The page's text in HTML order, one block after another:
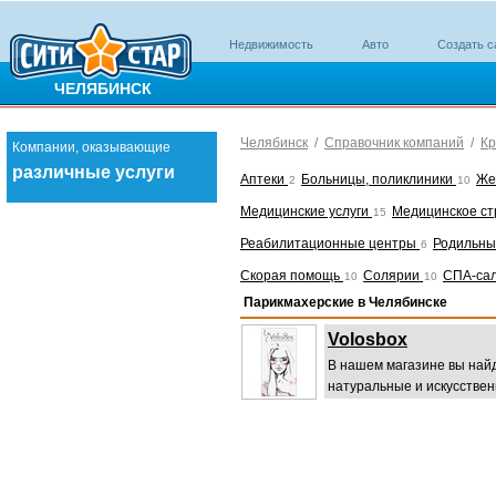
ЧЕЛЯБИНСК
Недвижимость Авто Создать
Компании, оказывающие
различные услуги
Челябинск / Справочник компаний /
Аптеки 2 Больницы, поликлиники 10
Медицинские услуги 15 Медицинское
Реабилитационные центры 6
Скорая помощь 10 Солярии 10 СПА-
Парикмахерские в Челябинске
Volosbox
В нашем магазине вы
натуральные и